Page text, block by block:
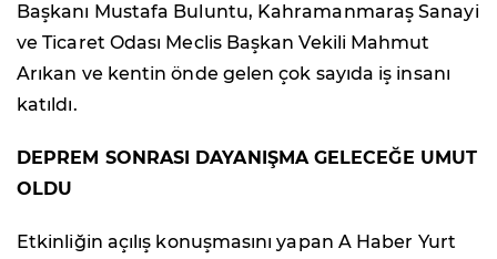
Başkanı Mustafa Buluntu, Kahramanmaraş Sanayi
ve Ticaret Odası Meclis Başkan Vekili Mahmut
Arıkan ve kentin önde gelen çok sayıda iş insanı
katıldı.
DEPREM SONRASI DAYANIŞMA GELECEĞE UMUT
OLDU
Etkinliğin açılış konuşmasını yapan A Haber Yurt